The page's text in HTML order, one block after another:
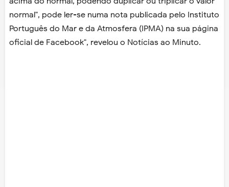
normal", pode ler-se numa nota publicada pelo Instituto
Português do Mar e da Atmosfera (IPMA) na sua página
oficial de Facebook", revelou o Notícias ao Minuto.